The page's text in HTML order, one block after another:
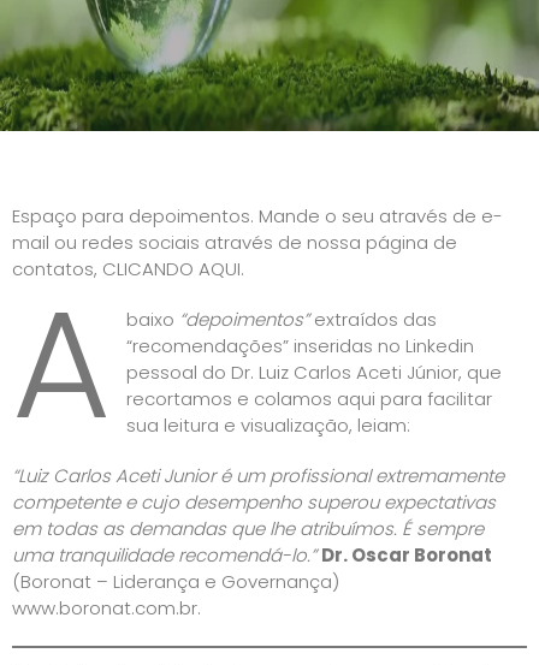
Espaço para depoimentos. Mande o seu através de e-
mail ou redes sociais através de nossa página de
contatos, CLICANDO AQUI.
A baixo “depoimentos”extraídos das
“recomendações” inseridas no Linkedin
pessoal do Dr. Luiz Carlos Aceti Júnior, que
recortamos e colamos aqui para facilitar
sua leitura e visualização, leiam:
“Luiz Carlos Aceti Junior é um profissional extremamente
competente e cujo desempenho superou expectativas
em todas as demandas que lhe atribuímos. É sempre
uma tranquilidade recomendá-lo.”Dr. Oscar Boronat
(Boronat – Liderança e Governança)
www.boronat.com.br.